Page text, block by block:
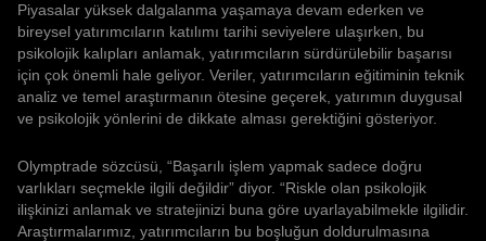
Piyasalar yüksek dalgalanma yaşamaya devam ederken ve
bireysel yatırımcıların katılımı tarihi seviyelere ulaşırken, bu
psikolojik kalıpları anlamak, yatırımcıların sürdürülebilir başarısı
için çok önemli hale geliyor. Veriler, yatırımcıların eğitiminin teknik
analiz ve temel araştırmanın ötesine geçerek, yatırımın duygusal
ve psikolojik yönlerini de dikkate alması gerektiğini gösteriyor.
Olymptrade sözcüsü, “Başarılı işlem yapmak sadece doğru
varlıkları seçmekle ilgili değildir” diyor. “Riskle olan psikolojik
ilişkinizi anlamak ve stratejinizi buna göre uyarlayabilmekle ilgilidir.
Araştırmalarımız, yatırımcıların bu boşluğun doldurulmasına